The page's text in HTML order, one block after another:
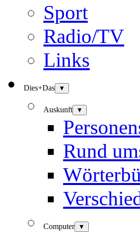
Sport
Radio/TV
Links
Dies+Das ▼
Auskunft ▼
Rund
Computer ▼